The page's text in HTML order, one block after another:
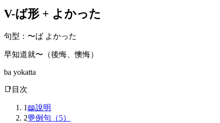
V-ば形 + よかった
句型 ： 〜ば よかった
早知道就〜（後悔、懊悔）
ba yokatta
📑 目次
1 📖說明
2💬例句（5）